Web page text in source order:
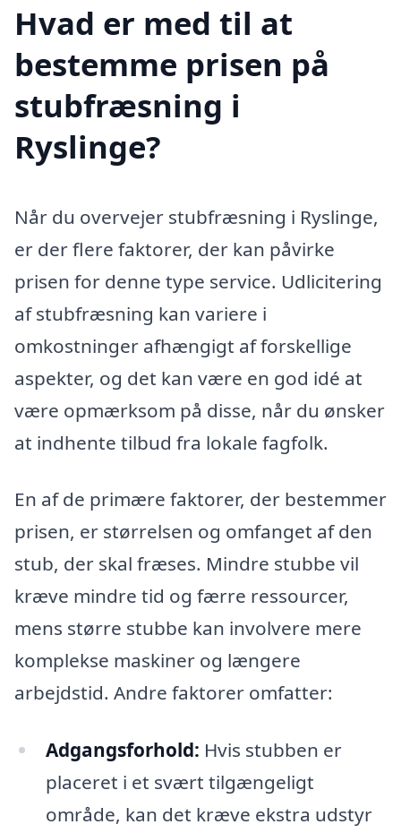
Hvad er med til at
bestemme prisen på
stubfræsning i
Ryslinge?
Når du overvejer stubfræsning i Ryslinge,
er der flere faktorer, der kan påvirke
prisen for denne type service. Udlicitering
af stubfræsning kan variere i
omkostninger afhængigt af forskellige
aspekter, og det kan være en god idé at
være opmærksom på disse, når du ønsker
at indhente tilbud fra lokale fagfolk.
En af de primære faktorer, der bestemmer
prisen, er størrelsen og omfanget af den
stub, der skal fræses. Mindre stubbe vil
kræve mindre tid og færre ressourcer,
mens større stubbe kan involvere mere
komplekse maskiner og længere
arbejdstid. Andre faktorer omfatter:
Adgangsforhold: Hvis stubben er
placeret i et svært tilgængeligt
område, kan det kræve ekstra udstyr